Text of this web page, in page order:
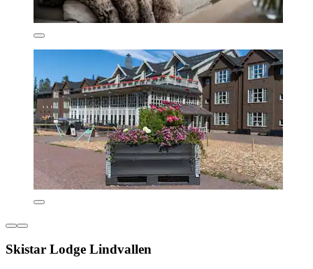
Skistar Lodge Lindvallen